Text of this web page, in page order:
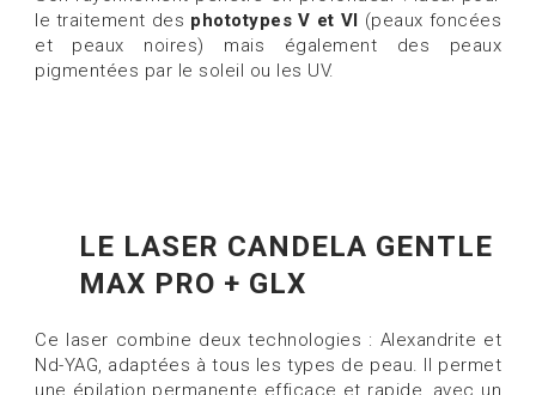
le traitement des phototypes V et VI (peaux foncées
et peaux noires) mais également des peaux
pigmentées par le soleil ou les UV.
LE LASER CANDELA GENTLE
MAX PRO + GLX
Ce laser combine deux technologies : Alexandrite et
Nd-YAG, adaptées à tous les types de peau. Il permet
une épilation permanente efficace et rapide, avec un